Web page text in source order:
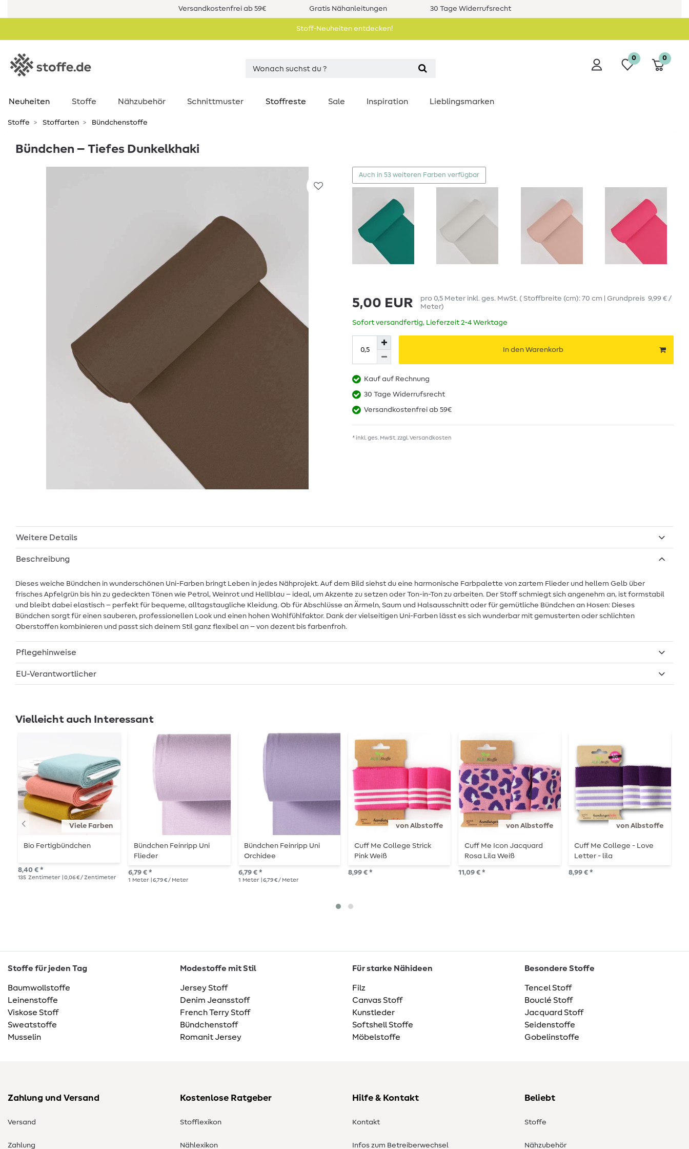
Versandkostenfrei ab 59€ Gratis Nähanleitungen 30 Tage Widerrufsrecht
Stoff-Neuheiten entdecken!
0 0
Neuheiten Stoffe Nähzubehör Schnittmuster Stoffreste Sale Inspiration Lieblingsmarken
Stoffe Stoffarten Bündchenstoffe
Bündchen – Tiefes Dunkelkhaki
Auch in 53 weiteren Farben verfügbar
5,00 EUR pro 0,5 Meter inkl. ges. MwSt. ( Stoffbreite (cm): 70 cm | Grundpreis 9,99 € /
Meter)
Sofort versandfertig, Lieferzeit 2-4 Werktage
In den Warenkorb
Kauf auf Rechnung
30 Tage Widerrufsrecht
Versandkostenfrei ab 59€
* inkl. ges. MwSt. zzgl. Versandkosten
Weitere Details
Beschreibung
Dieses weiche Bündchen in wunderschönen Uni-Farben bringt Leben in jedes Nähprojekt. Auf dem Bild siehst du eine harmonische Farbpalette von zartem Flieder und hellem Gelb über
frisches Apfelgrün bis hin zu gedeckten Tönen wie Petrol, Weinrot und Hellblau – ideal, um Akzente zu setzen oder Ton-in-Ton zu arbeiten. Der Stoff schmiegt sich angenehm an, ist formstabil
und bleibt dabei elastisch – perfekt für bequeme, alltagstaugliche Kleidung. Ob für Abschlüsse an Ärmeln, Saum und Halsausschnitt oder für gemütliche Bündchen an Hosen: Dieses
Bündchen sorgt für einen sauberen, professionellen Look und einen hohen Wohlfühlfaktor. Dank der vielseitigen Uni-Farben lässt es sich wunderbar mit gemusterten oder schlichten
Oberstoffen kombinieren und passt sich deinem Stil ganz flexibel an – von dezent bis farbenfroh.
Pflegehinweise
EU-Verantwortlicher
Vielleicht auch Interessant
Viele Farben
Bio Fertigbündchen
8,40 € *
135 Zentimeter | 0,06 € / Zentimeter
Bündchen Feinripp Uni
Flieder
6,79 € *
1 Meter | 6,79 € / Meter
Bündchen Feinripp Uni
Orchidee
6,79 € *
1 Meter | 6,79 € / Meter
von Albstoffe
Cuff Me College Strick
Pink Weiß
8,99 € *
von Albstoffe
Cuff Me Icon Jacquard
Rosa Lila Weiß
11,09 € *
von Albstoffe
Cuff Me College - Love
Letter - lila
8,99 € *
Stoffe für jeden Tag
Baumwollstoffe
Leinenstoffe
Viskose Stoff
Sweatstoffe
Musselin
Modestoffe mit Stil
Jersey Stoff
Denim Jeansstoff
French Terry Stoff
Bündchenstoff
Romanit Jersey
Für starke Nähideen
Filz
Canvas Stoff
Kunstleder
Softshell Stoffe
Möbelstoffe
Besondere Stoffe
Tencel Stoff
Bouclé Stoff
Jacquard Stoff
Seidenstoffe
Gobelinstoffe
Zahlung und Versand
Versand
Zahlung
Kostenlose Ratgeber
Stofflexikon
Nählexikon
Hilfe & Kontakt
Kontakt
Infos zum Betreiberwechsel
Beliebt
Stoffe
Nähzubehör